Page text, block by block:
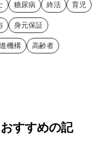
糖尿病 終活 育児
身元保証
機構 高齢者
すすめの記